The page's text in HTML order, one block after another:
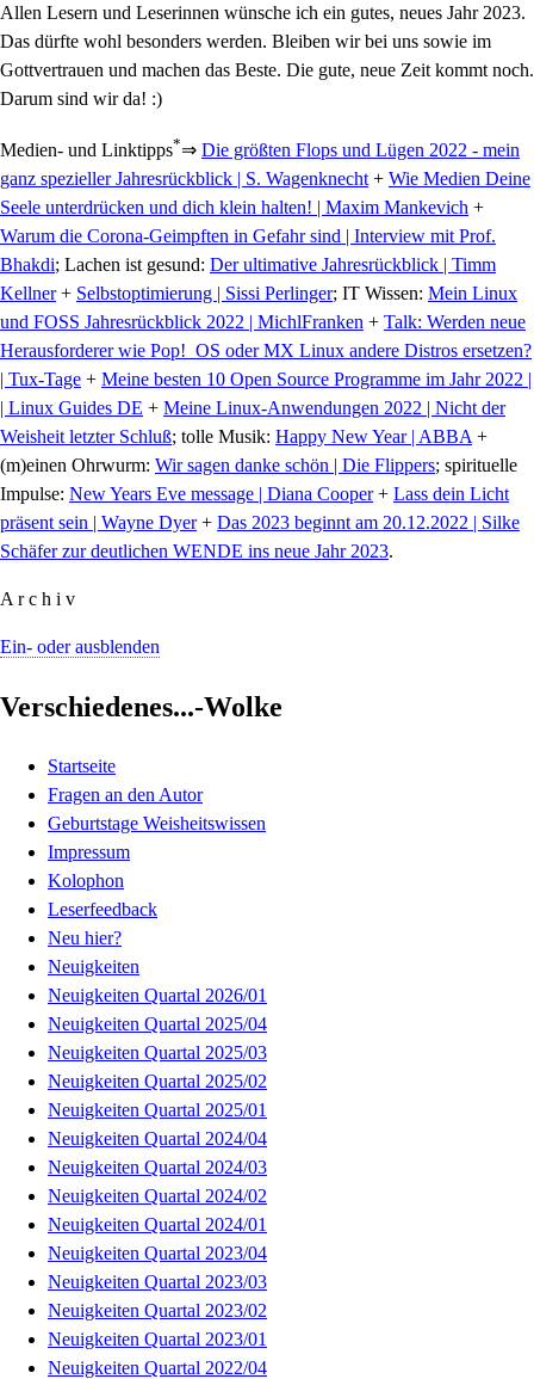
Allen Lesern und Leserinnen wünsche ich ein gutes, neues Jahr 2023.
Das dürfte wohl besonders werden. Bleiben wir bei uns sowie im
Gottvertrauen und machen das Beste. Die gute, neue Zeit kommt noch.
Darum sind wir da! :)
Medien- und Linktipps*⇒ Die größten Flops und Lügen 2022 - mein
ganz spezieller Jahresrückblick | S. Wagenknecht + Wie Medien Deine
Seele unterdrücken und dich klein halten! | Maxim Mankevich +
Warum die Corona-Geimpften in Gefahr sind | Interview mit Prof.
Bhakdi; Lachen ist gesund: Der ultimative Jahresrückblick | Timm
Kellner+ Selbstoptimierung | Sissi Perlinger; IT Wissen: Mein Linux
und FOSS Jahresrückblick 2022 | MichlFranken + Talk: Werden neue
Herausforderer wie Pop!_OS oder MX Linux andere Distros ersetzen?
| Tux-Tage + Meine besten 10 Open Source Programme im Jahr 2022 |
| Linux Guides DE + Meine Linux-Anwendungen 2022 | Nicht der
Weisheit letzter Schluß; tolle Musik: Happy New Year | ABBA +
(m)einen Ohrwurm: Wir sagen danke schön | Die Flippers; spirituelle
Impulse: New Years Eve message | Diana Cooper+ Lass dein Licht
präsent sein | Wayne Dyer+ Das 2023 beginnt am 20.12.2022 | Silke
Schäfer zur deutlichen WENDE ins neue Jahr 2023.
A r c h i v
Ein- oder ausblenden
Verschiedenes...-Wolke
Startseite
Fragen an den Autor
Geburtstage Weisheitswissen
Impressum
Kolophon
Leserfeedback
Neu hier?
Neuigkeiten
Neuigkeiten Quartal 2026/01
Neuigkeiten Quartal 2025/04
Neuigkeiten Quartal 2025/03
Neuigkeiten Quartal 2025/02
Neuigkeiten Quartal 2025/01
Neuigkeiten Quartal 2024/04
Neuigkeiten Quartal 2024/03
Neuigkeiten Quartal 2024/02
Neuigkeiten Quartal 2024/01
Neuigkeiten Quartal 2023/04
Neuigkeiten Quartal 2023/03
Neuigkeiten Quartal 2023/02
Neuigkeiten Quartal 2023/01
Neuigkeiten Quartal 2022/04